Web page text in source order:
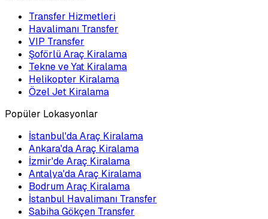
Transfer Hizmetleri
Havalimanı Transfer
VIP Transfer
Şoförlü Araç Kiralama
Tekne ve Yat Kiralama
Helikopter Kiralama
Özel Jet Kiralama
Popüler Lokasyonlar
İstanbul'da Araç Kiralama
Ankara'da Araç Kiralama
İzmir'de Araç Kiralama
Antalya'da Araç Kiralama
Bodrum Araç Kiralama
İstanbul Havalimanı Transfer
Sabiha Gökçen Transfer